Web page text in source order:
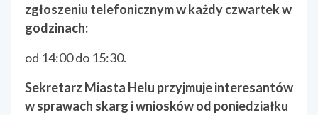
zgłoszeniu telefonicznym w każdy czwartek w
godzinach:
od 14:00 do 15:30.
Sekretarz Miasta Helu przyjmuje interesantów
w sprawach skarg i wniosków od poniedziałku